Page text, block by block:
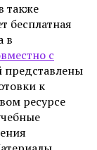
также
бесплатная
в
с
представлены
к
ресурсе